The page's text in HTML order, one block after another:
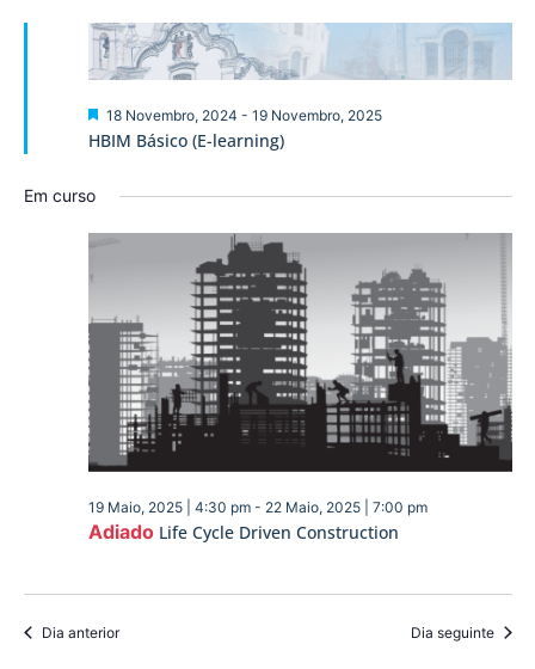
e
de
HBIM Básico (E-learning)
Destaque
18 Novembro, 2024 - 19 Novembro, 2025
Em curso
Adiado Life Cycle Driven Construction
19 Maio, 2025 | 4:30 pm- 22 Maio, 2025 | 7:00 pm
Dia anterior Dia seguinte